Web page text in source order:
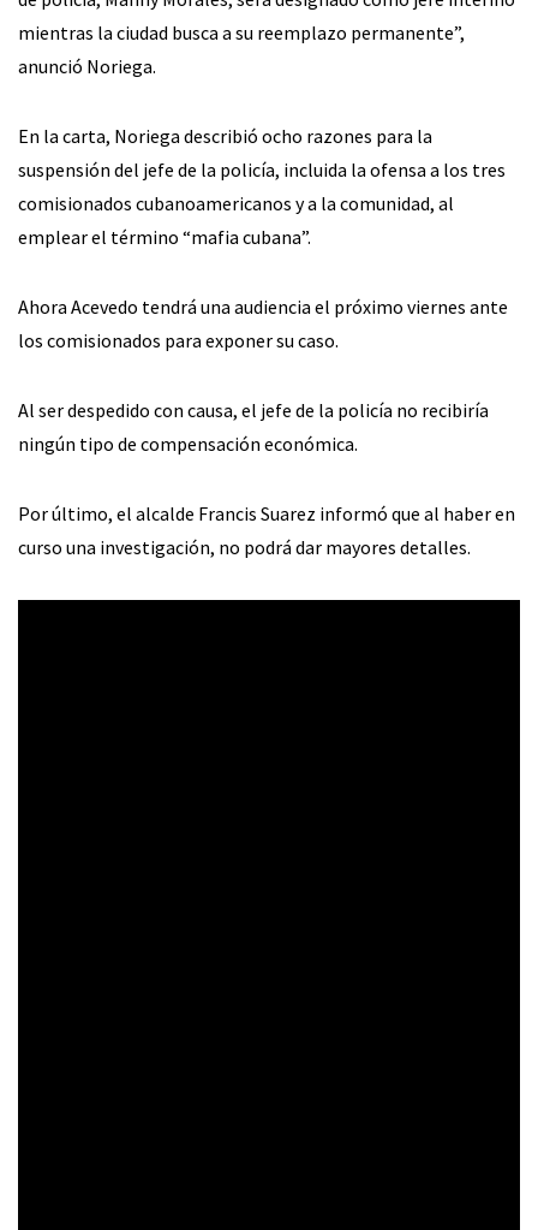
mientras la ciudad busca a su reemplazo permanente”,
anunció Noriega.
En la carta, Noriega describió ocho razones para la
suspensión del jefe de la policía, incluida la ofensa a los tres
comisionados cubanoamericanos y a la comunidad, al
emplear el término “mafia cubana”.
Ahora Acevedo tendrá una audiencia el próximo viernes ante
los comisionados para exponer su caso.
Al ser despedido con causa, el jefe de la policía no recibiría
ningún tipo de compensación económica.
Por último, el alcalde Francis Suarez informó que al haber en
curso una investigación, no podrá dar mayores detalles.